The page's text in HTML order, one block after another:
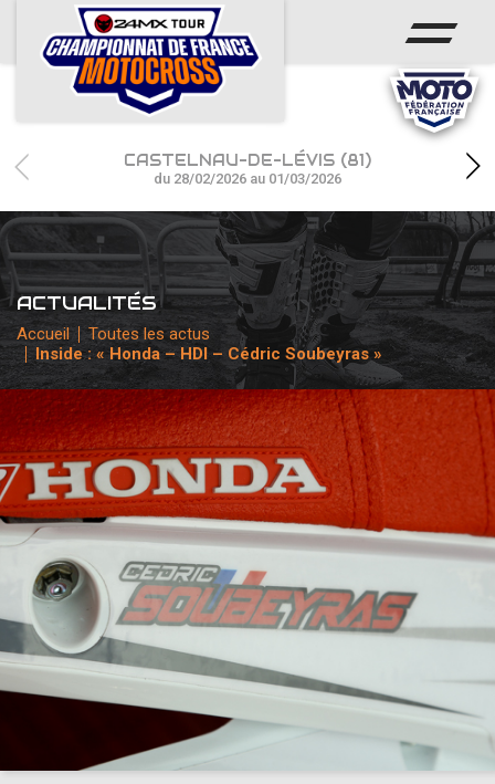
ACCUEIL
ACTUS
CALENDRIER
RÉSULTATS
PHOTOS / WEB TV
CHAMPIONNAT
PARTENAIRES
accéder à la billetterie
CASTELNAU-DE-LÉVIS (81)
du 28/02/2026 au 01/03/2026
ACTUALITÉS
Accueil
Toutes les actus
Inside : « Honda – HDI – Cédric Soubeyras »